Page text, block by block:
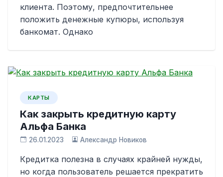
клиента. Поэтому, предпочтительнее
положить денежные купюры, используя
банкомат. Однако
КАРТЫ
Как закрыть кредитную карту
Альфа Банка
26.01.2023 Александр Новиков
Кредитка полезна в случаях крайней нужды,
но когда пользователь решается прекратить